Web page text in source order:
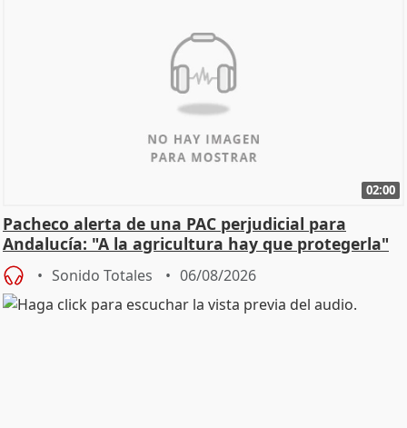
02:00
Pacheco alerta de una PAC perjudicial para
Andalucía: "A la agricultura hay que protegerla"
Sonido Totales 06/08/2026